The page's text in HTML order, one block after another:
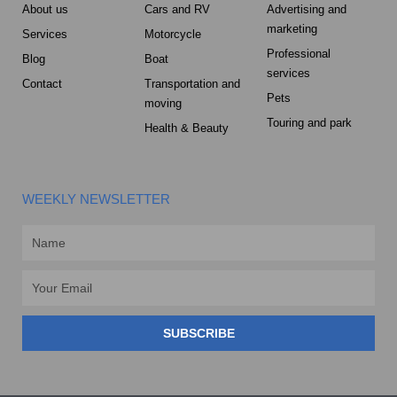
About us
Services
Blog
Contact
Cars and RV
Motorcycle
Boat
Transportation and
moving
Health & Beauty
Advertising and
marketing
Professional
services
Pets
Touring and park
WEEKLY NEWSLETTER
SUBSCRIBE